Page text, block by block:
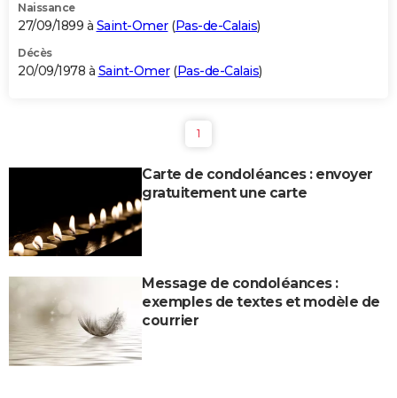
Naissance
27/09/1899 à Saint-Omer(Pas-de-Calais)
Décès
20/09/1978 à Saint-Omer(Pas-de-Calais)
1
Carte de condoléances : envoyer
gratuitement une carte
Message de condoléances :
exemples de textes et modèle de
courrier